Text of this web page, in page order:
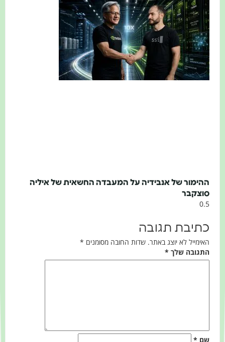
של אנבידיה על המעבדה החשאית של איליה
תגובה
לא יוצג באתר. שדות החובה מסומנים*
שלך*